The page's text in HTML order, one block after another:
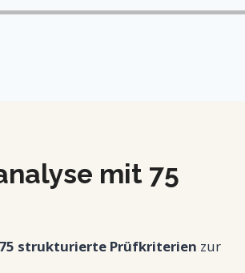
mit 75
75 strukturierte Prüfkriterien zur